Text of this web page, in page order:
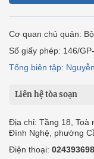
Cơ quan chủ quản:
Số giấy phép: 146/
Tổng biên tập:
Liên hệ tòa soạn
Địa chỉ: Tầng 18, Toà
Đình Nghệ, phường
Điện thoại: